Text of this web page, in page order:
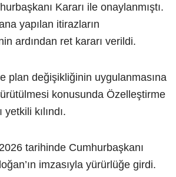
Kararı ile onaylanmıştı.
yapılan itirazların
ardından ret kararı verildi.
plan değişikliğinin uygulanmasına
konusunda Özelleştirme
kılındı.
tarihinde Cumhurbaşkanı
imzasıyla yürürlüğe girdi.